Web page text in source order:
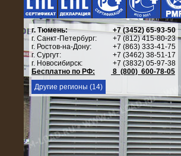
г. Тюмень:
+7 (3452) 65-93-50
г. Санкт-Петербург:
+7 (812) 415-80-23
г. Ростов-на-Дону:
+7 (863) 333-41-75
г. Сургут:
+7 (3462) 38-51-17
г. Новосибирск:
+7 (3832) 05-97-38
Бесплатно по РФ:
8 (800) 600-78-05
Другие регионы (14)